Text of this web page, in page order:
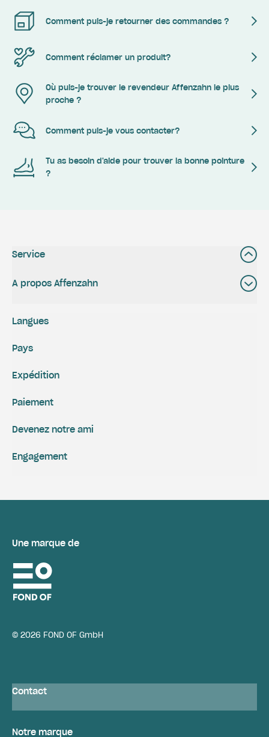
Comment puis-je retourner des commandes ?
Comment réclamer un produit?
Où puis-je trouver le revendeur Affenzahn le plus
proche ?
Comment puis-je vous contacter?
Tu as besoin d'aide pour trouver la bonne pointure
?
Service
A propos Affenzahn
Expédition
Paiement
Engagement
Devenez notre ami
Langues
Pays
Une marque de
© 2026 FOND OF GmbH
Contact
Notre marque